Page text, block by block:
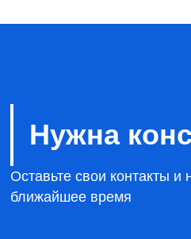
Нужна
Оставьте свои контакты
ближайшее время